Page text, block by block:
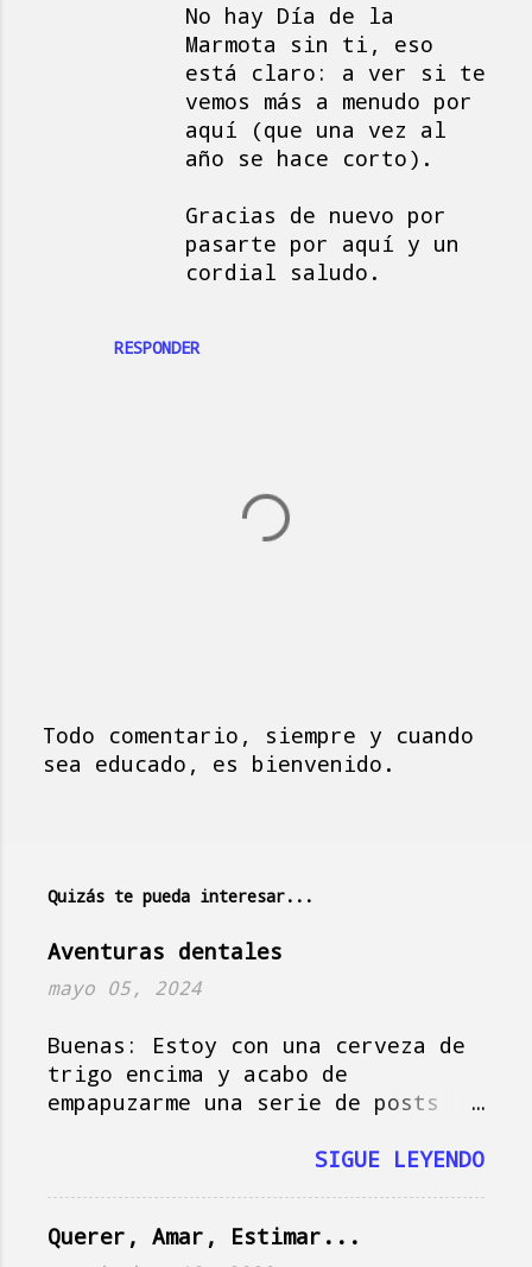
RESPONDER
No hay Día de la
Marmota sin ti, eso
está claro: a ver si te
vemos más a menudo por
aquí (que una vez al
año se hace corto).
Gracias de nuevo por
pasarte por aquí y un
cordial saludo.
P
c
r
u
c
o
m
t
r
Todo comentario, siempre y cuando
sea educado, es bienvenido.
Quizás te pueda interesar...
Aventuras dentales
mayo 05, 2024
Buenas: Estoy con una cerveza de
trigo encima y acabo de
empapuzarme una serie de posts
como musa del blog, así que vamos
Imagínate la escena: es domingo
SIGUE LEYENDO
Querer, Amar, Estimar...